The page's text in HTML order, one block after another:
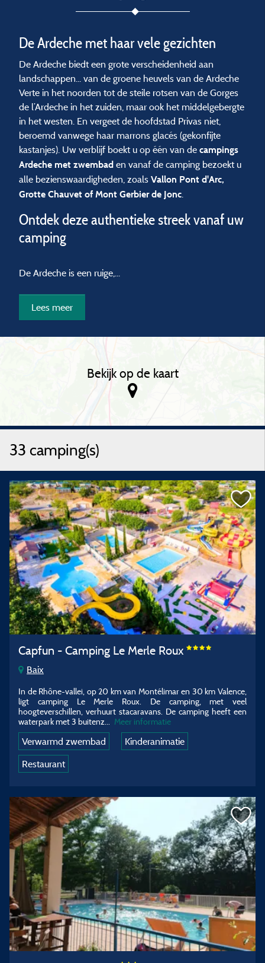
De Ardeche met haar vele gezichten
De Ardeche biedt een grote verscheidenheid aan
landschappen... van de groene heuvels van de Ardeche
Verte in het noorden tot de steile rotsen van de Gorges
de l’Ardeche in het zuiden, maar ook het middelgebergte
in het westen. En vergeet de hoofdstad Privas niet,
beroemd vanwege haar marrons glacés (gekonfijte
kastanjes). Uw verblijf boekt u op één van de campings
Ardeche met zwembad en vanaf de camping bezoekt u
alle bezienswaardigheden, zoals Vallon Pont d'Arc,
Grotte Chauvet of Mont Gerbier de Jonc.
Ontdek deze authentieke streek vanaf uw
camping
De Ardeche is een ruige,...
Lees meer
33 camping(s)
Capfun - Camping Le Merle Roux
Baix
In de Rhône-vallei, op 20 km van Montélimar en 30 km Valence,
ligt camping Le Merle Roux. De camping, met veel
hoogteverschillen, verhuurt stacaravans. De camping heeft een
waterpark met 3 buitenz...
Meer informatie
Verwarmd zwembad
Kinderanimatie
Restaurant
Bekijk op de kaart